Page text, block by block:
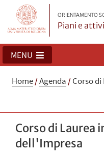
ORIENTAMENTO
Piani e
MENU
Home/Agenda /Corso
Corso di Laurea
dell'Impresa